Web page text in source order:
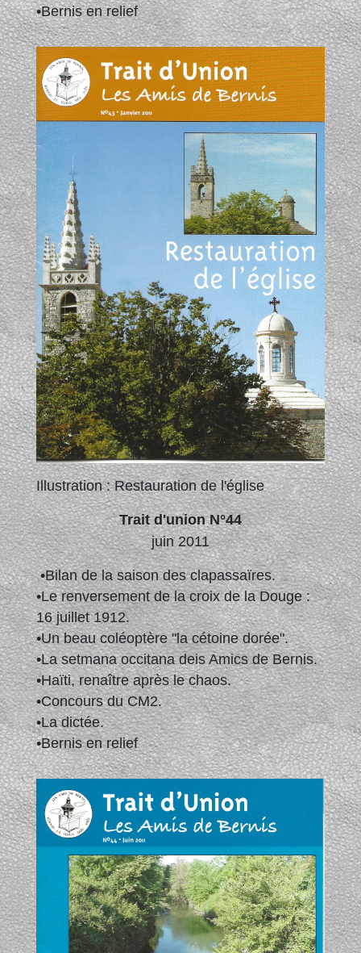
•Bernis en relief
Illustration : Restauration de l'église
Trait d'union N°44
juin 2011
•Bilan de la saison des clapassaïres.
•Le renversement de la croix de la Douge :
16 juillet 1912.
•Un beau coléoptère "la cétoine dorée".
•La setmana occitana deis Amics de Bernis.
•Haïti, renaître après le chaos.
•Concours du CM2.
•La dictée.
•Bernis en relief